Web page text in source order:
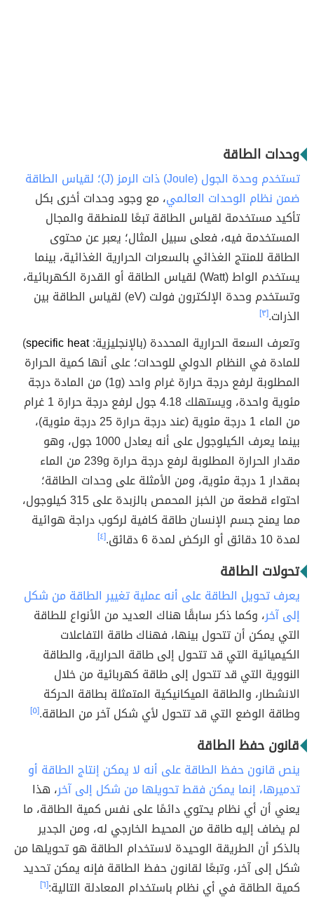
وحدات الطاقة
تستخدم وحدة الجول (Joule) ذات الرمز (J)؛ لقياس الطاقة
ضمن نظام الوحدات العالمي، مع وجود وحدات أخرى بكل
تأكيد مستخدمة لقياس الطاقة تبعًا للمنطقة والمجال
المستخدمة فيه، فعلى سبيل المثال؛ يعبر عن محتوى
الطاقة للمنتج الغذائي بالسعرات الحرارية الغذائية، بينما
يستخدم الواط (Watt) لقياس الطاقة أو القدرة الكهربائية،
وتستخدم وحدة الإلكترون فولت (eV) لقياس الطاقة بين
الذرات.[٣]
وتعرف السعة الحرارية المحددة (بالإنجليزية:specific heat
)
للمادة في النظام الدولي للوحدات؛ على أنها كمية الحرارة
المطلوبة لرفع درجة حرارة غرام واحد (1g) من المادة درجة
مئوية واحدة، ويستهلك 4.18 جول لرفع درجة حرارة 1 غرام
من الماء 1 درجة مئوية (عند درجة حرارة 25 درجة مئوية)،
بينما يعرف الكيلوجول على أنه يعادل 1000 جول، وهو
مقدار الحرارة المطلوبة لرفع درجة حرارة 239g من الماء
بمقدار 1 درجة مئوية، ومن الأمثلة على وحدات الطاقة؛
احتواء قطعة من الخبز المحمص بالزبدة على 315 كيلوجول،
مما يمنح جسم الإنسان طاقة كافية لركوب دراجة هوائية
لمدة 10 دقائق أو الركض لمدة 6 دقائق.
[٤]
تحولات الطاقة
يعرف تحويل الطاقة على أنه عملية تغيير الطاقة من شكل
إلى آخر، وكما ذكر سابقًا هناك العديد من الأنواع للطاقة
التي يمكن أن تتحول بينها، فهناك طاقة التفاعلات
الكيميائية التي قد تتحول إلى طاقة الحرارية، والطاقة
النووية التي قد تتحول إلى طاقة كهربائية من خلال
الانشطار، والطاقة الميكانيكية المتمثلة بطاقة الحركة
وطاقة الوضع التي قد تتحول لأي شكل آخر من الطاقة.[٥]
قانون حفظ الطاقة
ينص قانون حفظ الطاقة على أنه لا يمكن إنتاج الطاقة أو
تدميرها، إنما يمكن فقط تحويلها من شكل إلى آخر، هذا
يعني أن أي نظام يحتوي دائمًا على نفس كمية الطاقة، ما
لم يضاف إليه طاقة من المحيط الخارجي له، ومن الجدير
بالذكر أن الطريقة الوحيدة لاستخدام الطاقة هو تحويلها من
شكل إلى آخر، وتبعًا لقانون حفظ الطاقة فإنه يمكن تحديد
كمية الطاقة في أي نظام باستخدام المعادلة التالية:[٦]